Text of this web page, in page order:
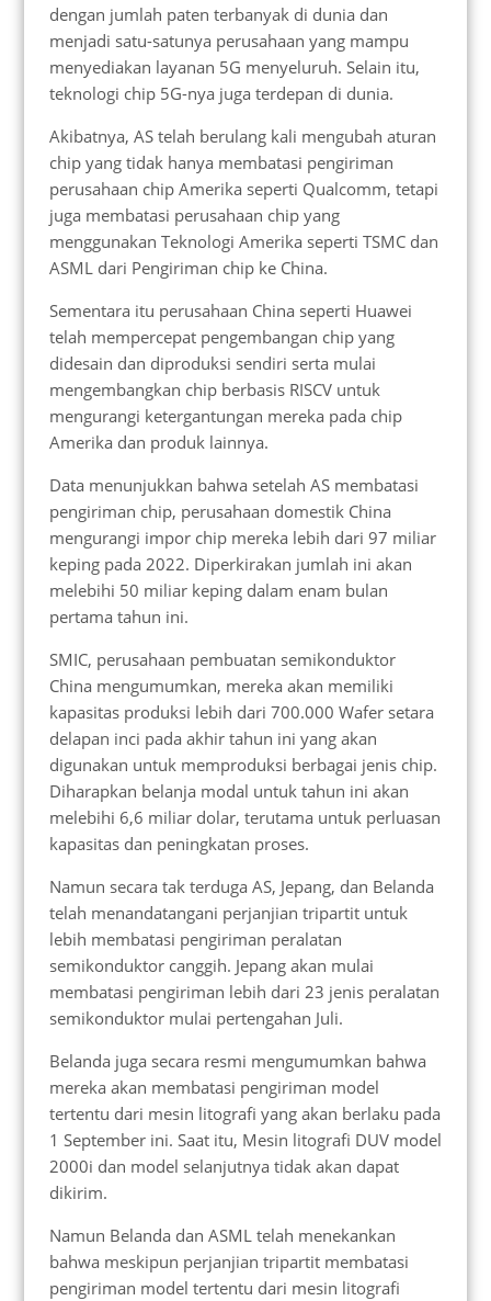
dengan jumlah paten terbanyak di dunia dan
menjadi satu-satunya perusahaan yang mampu
menyediakan layanan 5G menyeluruh. Selain itu,
teknologi chip 5G-nya juga terdepan di dunia.
Akibatnya, AS telah berulang kali mengubah aturan
chip yang tidak hanya membatasi pengiriman
perusahaan chip Amerika seperti Qualcomm, tetapi
juga membatasi perusahaan chip yang
menggunakan Teknologi Amerika seperti TSMC dan
ASML dari Pengiriman chip ke China.
Sementara itu perusahaan China seperti Huawei
telah mempercepat pengembangan chip yang
didesain dan diproduksi sendiri serta mulai
mengembangkan chip berbasis RISCV untuk
mengurangi ketergantungan mereka pada chip
Amerika dan produk lainnya.
Data menunjukkan bahwa setelah AS membatasi
pengiriman chip, perusahaan domestik China
mengurangi impor chip mereka lebih dari 97 miliar
keping pada 2022. Diperkirakan jumlah ini akan
melebihi 50 miliar keping dalam enam bulan
pertama tahun ini.
SMIC, perusahaan pembuatan semikonduktor
China mengumumkan, mereka akan memiliki
kapasitas produksi lebih dari 700.000 Wafer setara
delapan inci pada akhir tahun ini yang akan
digunakan untuk memproduksi berbagai jenis chip.
Diharapkan belanja modal untuk tahun ini akan
melebihi 6,6 miliar dolar, terutama untuk perluasan
kapasitas dan peningkatan proses.
Namun secara tak terduga AS, Jepang, dan Belanda
telah menandatangani perjanjian tripartit untuk
lebih membatasi pengiriman peralatan
semikonduktor canggih. Jepang akan mulai
membatasi pengiriman lebih dari 23 jenis peralatan
semikonduktor mulai pertengahan Juli.
Belanda juga secara resmi mengumumkan bahwa
mereka akan membatasi pengiriman model
tertentu dari mesin litografi yang akan berlaku pada
1 September ini. Saat itu, Mesin litografi DUV model
2000i dan model selanjutnya tidak akan dapat
dikirim.
Namun Belanda dan ASML telah menekankan
bahwa meskipun perjanjian tripartit membatasi
pengiriman model tertentu dari mesin litografi